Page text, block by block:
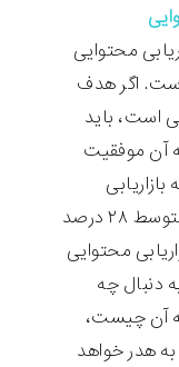
محتوایی
است. اگر هدف
است، باید
آن موفقیت
محتوایی، کسب و کارها به طور متوسط ۲۸ درصد
محتوایی
دنبال چه
آن چیست،
هدر خواهد